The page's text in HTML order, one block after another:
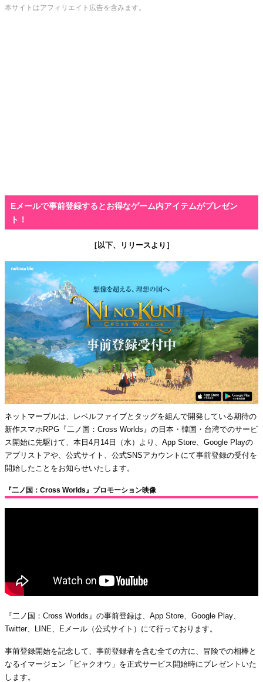
本サイトはアフィリエイト広告を含みます。
Eメールで事前登録するとお得なゲーム内アイテムがプレゼン
ト！
［以下、リリースより］
ネットマーブルは、レベルファイブとタッグを組んで開発している期待の
新作スマホRPG『二ノ国：Cross Worlds』の日本・韓国・台湾でのサービ
ス開始に先駆けて、本日4月14日（水）より、App Store、Google Playの
アプリストアや、公式サイト、公式SNSアカウントにて事前登録の受付を
開始したことをお知らせいたします。
『二ノ国：Cross Worlds』プロモーション映像
『二ノ国：Cross Worlds』の事前登録は、App Store、Google Play、
Twitter、LINE、Eメール（公式サイト）にて行っております。
事前登録開始を記念して、事前登録者を含む全ての方に、冒険での相棒と
なるイマージェン「ビャクオウ」を正式サービス開始時にプレゼントいた
します。